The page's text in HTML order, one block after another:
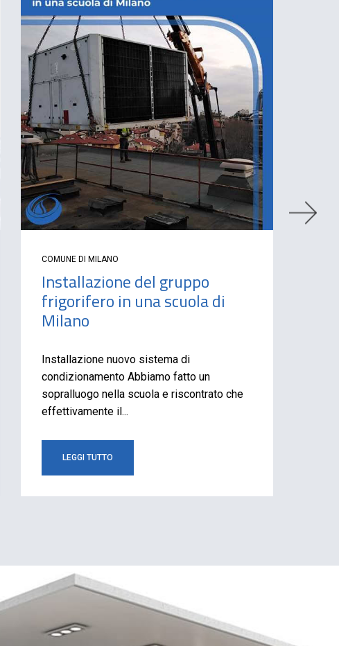
COMUNE DI MILANO
Installazione del gruppo
frigorifero in una scuola di
Milano
Installazione nuovo sistema di
condizionamento Abbiamo fatto un
sopralluogo nella scuola e riscontrato che
effettivamente il...
LEGGI TUTTO